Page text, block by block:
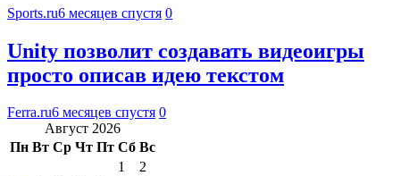
Sports.ru6 месяцев спустя 0
Unity позволит создавать видеоигры
просто описав идею текстом
Ferra.ru6 месяцев спустя 0
Август 2026
Пн Вт Ср Чт Пт Сб Вс
1
2